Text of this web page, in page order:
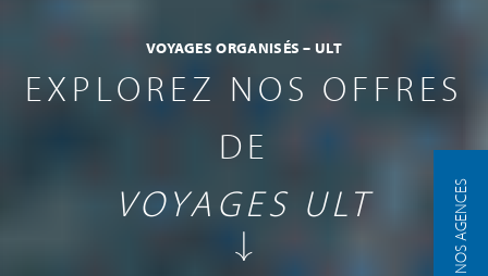
NOS AGENCES
VOYAGES ORGANISÉS – ULT
EXPLOREZ NOS OFFRES
DE
VOYAGES ULT